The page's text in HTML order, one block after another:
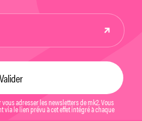
adresser les newsletters de mk2. Vous
via le lien prévu à cet effet intégré à chaque